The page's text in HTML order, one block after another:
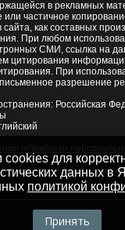
в рекламных
частичное
как составных
При любом
СМИ, ссылка на
цитирования
При
разрешение
Российская
Читы и Забайкальского
для
данных в
политикой
Принять